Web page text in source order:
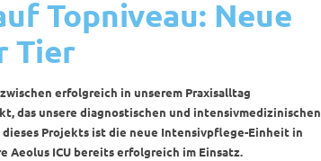
Topniveau: Neue
Tier
erfolgreich in unserem Praxisalltag
das unsere diagnostischen und intensivmedizinischen
Projekts ist die neue Intensivpflege-Einheit in
Aeolus ICU bereits erfolgreich im Einsatz.